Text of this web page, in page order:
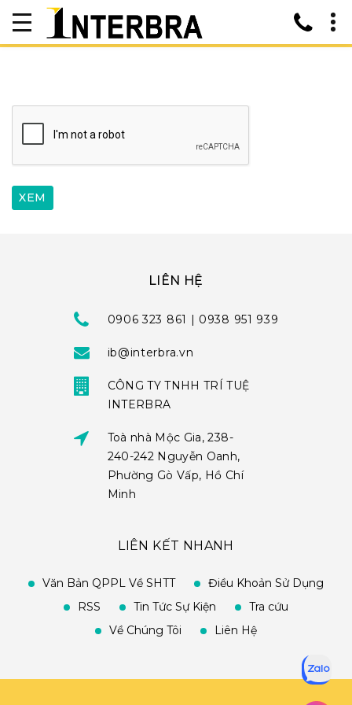
LIÊN HỆ
0906 323 861 | 0938 951 939
ib@interbra.vn
CÔNG TY TNHH TRÍ TUỆ
INTERBRA
Toà nhà Mộc Gia, 238-
240-242 Nguyễn Oanh,
Phường Gò Vấp, Hồ Chí
Minh
LIÊN KẾT NHANH
Văn Bản QPPL Về SHTT
Điều Khoản Sử Dụng
RSS
Tin Tức Sự Kiện
Tra cứu
Về Chúng Tôi
Liên Hệ